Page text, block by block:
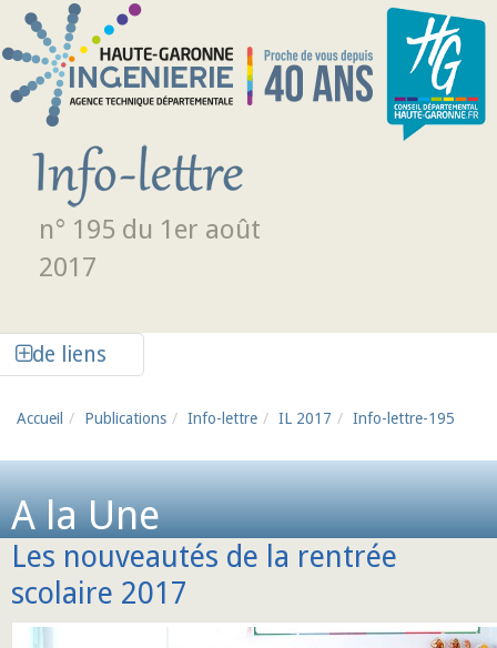
Aller au contenu principal
n° 195 du 1er août
2017
de liens
Accueil Publications Info-lettre IL 2017 Info-lettre-195
A la Une
Les nouveautés de la rentrée
scolaire 2017